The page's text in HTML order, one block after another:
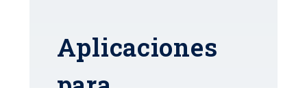
Aplicaciones